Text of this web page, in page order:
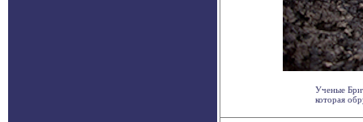
Ученые
которая